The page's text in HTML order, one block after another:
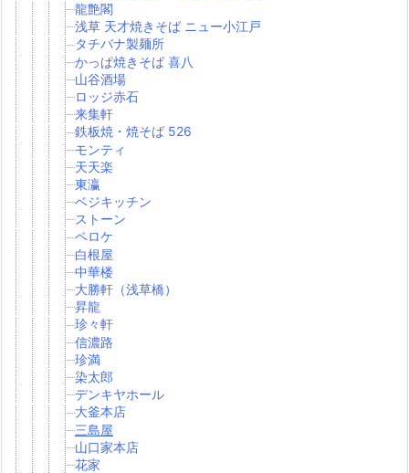
龍艶閣
浅草 天才焼きそば ニュー小江戸
タチバナ製麺所
かっぱ焼きそば 喜八
山谷酒場
ロッジ赤石
来集軒
鉄板焼・焼そば 526
モンティ
天天楽
東瀛
ベジキッチン
ストーン
ペロケ
白根屋
中華楼
大勝軒（浅草橋）
昇龍
珍々軒
信濃路
珍満
染太郎
デンキヤホール
大釜本店
三島屋
山口家本店
花家